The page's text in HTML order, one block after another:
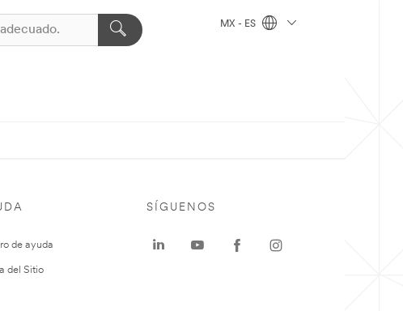
MX - ES
de ayuda
del Sitio
SÍGUENOS